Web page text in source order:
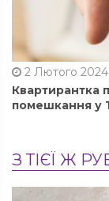
2 Лютого
Квартирантка
помешкання у
З ТІЄЇ Ж